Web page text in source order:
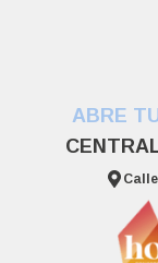
ABRE